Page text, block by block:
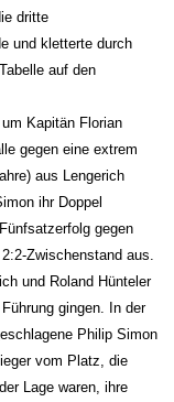
dritte
und kletterte durch
auf den
Kapitän Florian
gegen eine extrem
aus Lengerich
ihr Doppel
gegen
Zwischenstand aus.
und Roland Hünteler
gingen. In der
Philip Simon
vom Platz, die
Lage waren, ihre